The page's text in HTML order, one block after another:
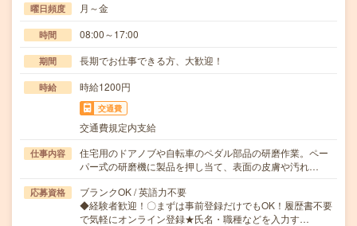
曜日頻度 月～金
時間 08:00～17:00
期間 長期でお仕事できる方、大歓迎！
時給 時給1200円
交通費
交通費規定内支給
仕事内容
住宅用のドアノブや自転車のペダル部品の研磨作業。ペー
パー式の研磨機に製品を押し当て、表面の皮膚や汚れ…
応募資格
ブランクOK / 英語力不要
◆経験者歓迎！〇まずは事前登録だけでもOK！履歴書不要
で気軽にオンライン登録★氏名・職種などを入力す…